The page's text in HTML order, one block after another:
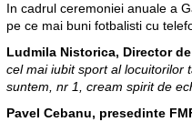
In cadrul ceremoniei anuale a
pe ce mai buni fotbalisti cu
Ludmila Nistorica, Director
cel mai iubit sport al locuitorilor
suntem, nr 1, cream spirit de
Pavel Cebanu, presedinte